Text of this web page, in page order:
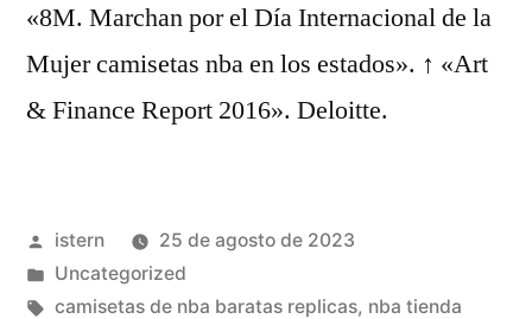
«8M. Marchan por el Día Internacional de la
Mujer camisetas nba en los estados». ↑ «Art
& Finance Report 2016». Deloitte.
Publicado
por
istern
25 de agosto de 2023
Publicado
en
Uncategorized
Etiquetas:
camisetas de nba baratas replicas, nba tienda